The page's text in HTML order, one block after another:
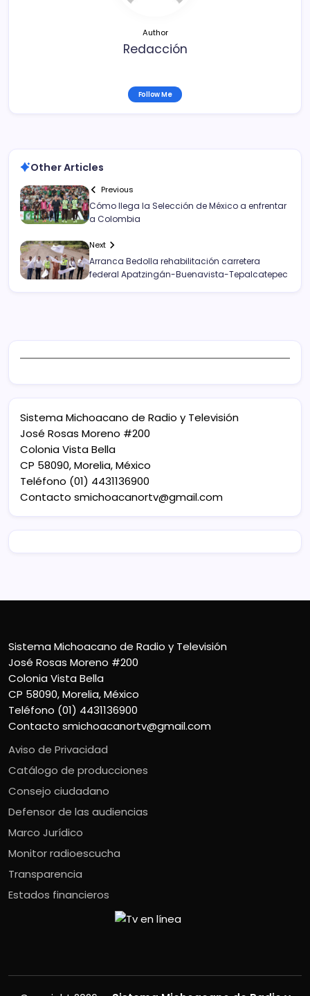
Author
Redacción
Follow Me
Other Articles
Previous
Cómo llega la Selección de México a enfrentar
a Colombia
Next
Arranca Bedolla rehabilitación carretera
federal Apatzingán-Buenavista-Tepalcatepec
Sistema Michoacano de Radio y Televisión
José Rosas Moreno #200
Colonia Vista Bella
CP 58090, Morelia, México
Teléfono (01) 4431136900
Contacto smichoacanortv@gmail.com
Sistema Michoacano de Radio y Televisión
José Rosas Moreno #200
Colonia Vista Bella
CP 58090, Morelia, México
Teléfono (01) 4431136900
Contacto smichoacanortv@gmail.com
Aviso de Privacidad
Catálogo de producciones
Consejo ciudadano
Defensor de las audiencias
Marco Jurídico
Monitor radioescucha
Transparencia
Estados financieros